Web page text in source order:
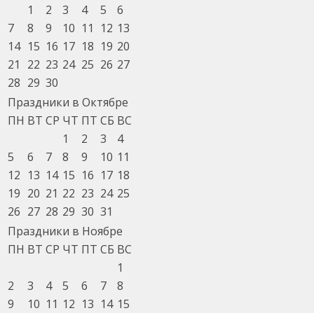
1
2 3 4 5
6
7
8 9 10 11 12 13
14 15 16 17 18 19 20
21
22 23 24 25 26 27
28 29 30
Праздники в Октябре
ПН ВТ СР ЧТ ПТ СБ ВС
1
2 3
4
5
6 7 8 9 10 11
12 13 14 15 16 17 18
19 20 21 22 23 24 25
26 27 28 29 30 31
Праздники в Ноябре
ПН ВТ СР ЧТ ПТ СБ ВС
1
2
3 4 5 6 7
8
9
10 11 12 13 14 15